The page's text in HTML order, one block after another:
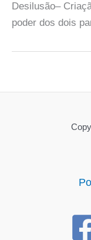
Desilusão–
poder dos dois